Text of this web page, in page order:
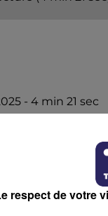
- 4 min 21 sec
sur Totem
Lot et le pays
sur le
respect de votre